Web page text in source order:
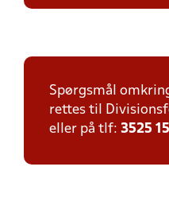
Spørgsmål
rettes til
eller på tlf: 3525